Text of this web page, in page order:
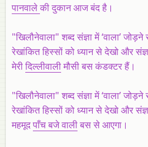
पानवालेकी दुकान आज बंद है।
"खिलौनेवाला" शब्द संज्ञा में ‘वाला’
रेखांकित हिस्सों को ध्यान से देखो और
मेरीदिल्लीवालीमौसी बस कंडक्टर हैं।
"खिलौनेवाला" शब्द संज्ञा में ‘वाला’
रेखांकित हिस्सों को ध्यान से देखो और
महमूदपाँच बजे वालीबस से आएगा।